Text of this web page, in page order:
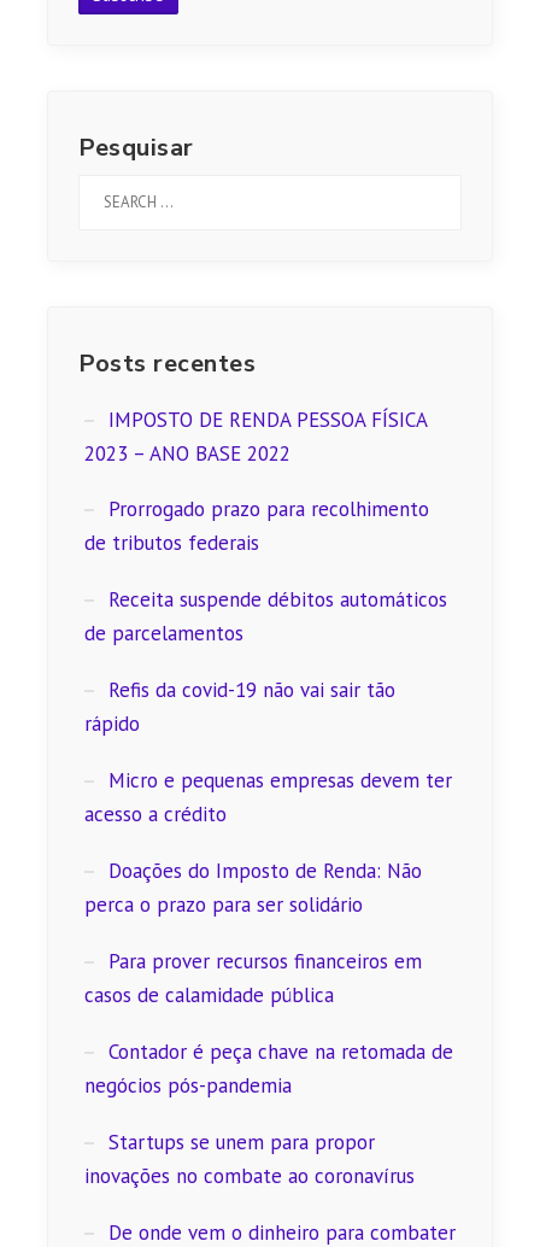
Pesquisar
Posts recentes
IMPOSTO DE RENDA PESSOA FÍSICA
2023 – ANO BASE 2022
Prorrogado prazo para recolhimento
de tributos federais
Receita suspende débitos automáticos
de parcelamentos
Refis da covid-19 não vai sair tão
rápido
Micro e pequenas empresas devem ter
acesso a crédito
Doações do Imposto de Renda: Não
perca o prazo para ser solidário
Para prover recursos financeiros em
casos de calamidade pública
Contador é peça chave na retomada de
negócios pós-pandemia
Startups se unem para propor
inovações no combate ao coronavírus
De onde vem o dinheiro para combater